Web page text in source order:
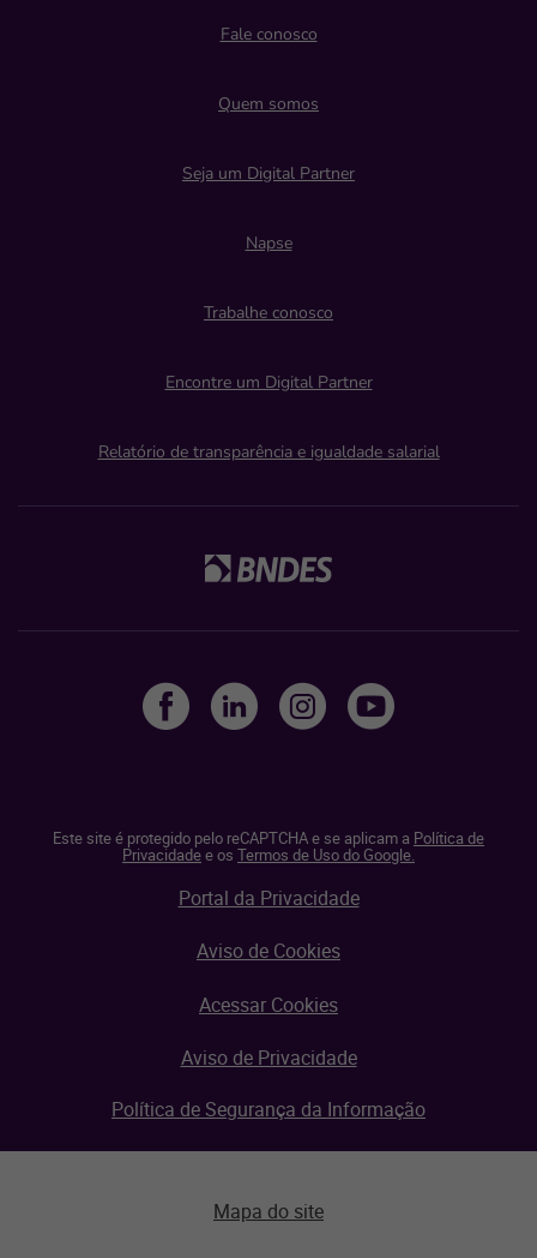
Fale conosco
Quem somos
Seja um Digital Partner
Napse
Trabalhe conosco
Encontre um Digital Partner
Relatório de transparência e igualdade salarial
Este site é protegido pelo reCAPTCHA e se aplicam a Política de
Privacidadee os Termos de Uso do Google.
Portal da Privacidade
Aviso de Cookies
Acessar Cookies
Aviso de Privacidade
Política de Segurança da Informação
Mapa do site